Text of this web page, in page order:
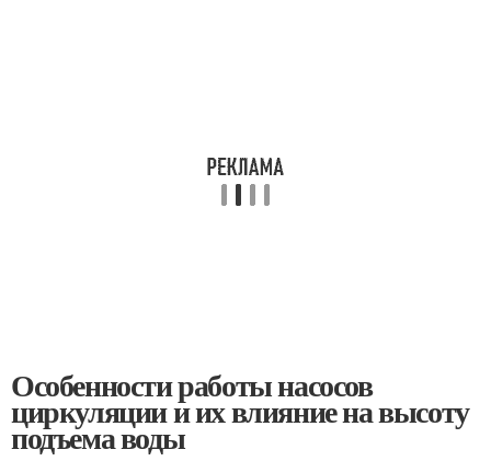
Особенности работы насосов
циркуляции и их влияние на высоту
подъема воды